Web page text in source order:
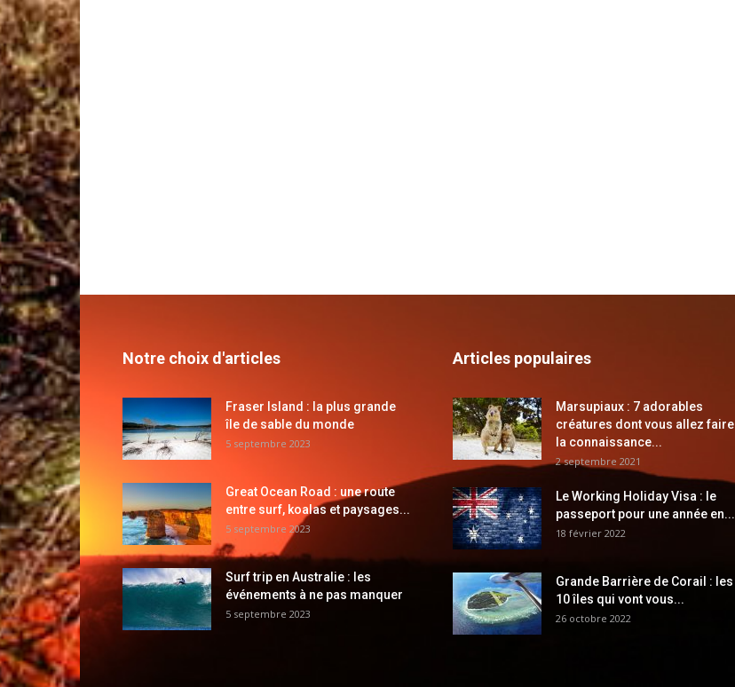
Notre choix d'articles
Fraser Island : la plus grande
île de sable du monde
5 septembre 2023
Great Ocean Road : une route
entre surf, koalas et paysages...
5 septembre 2023
Surf trip en Australie : les
événements à ne pas manquer
5 septembre 2023
Articles populaires
Marsupiaux : 7 adorables
créatures dont vous allez faire
la connaissance...
2 septembre 2021
Le Working Holiday Visa : le
passeport pour une année en...
18 février 2022
Grande Barrière de Corail : les
10 îles qui vont vous...
26 octobre 2022